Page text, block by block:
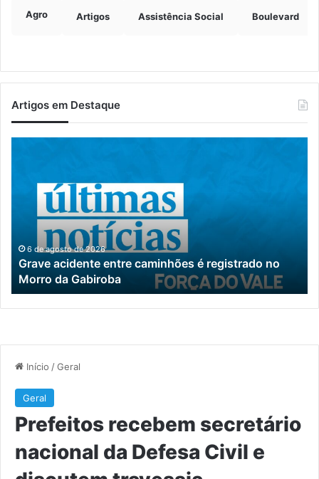
Agro Artigos Assistência Social Boulevard
Artigos em Destaque
caminhões
registrado
Morro
da
Gabiroba
6 de agosto de 2026
Grave acidente entre caminhões é registrado no
Morro da Gabiroba